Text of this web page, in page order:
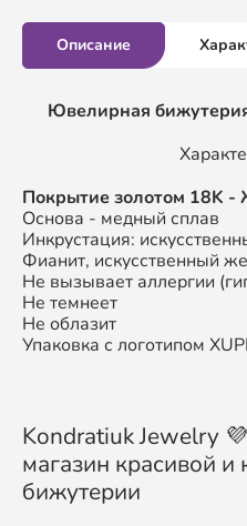
Описание
Ювелирная
Покрытие золотом 18K -
Основа - медный сплав
Инкрустация:
Фианит, искусственный
Не вызывает аллергии
Не темнеет
Не облазит
Упаковка с логотипом
Kondratiuk Jewelry
магазин красивой и
бижутерии